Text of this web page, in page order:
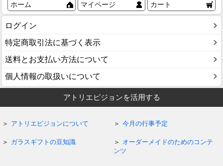
ホーム マイページ カート
ログイン
特定商取引法に基づく表示
送料とお支払い方法について
個人情報の取扱いについて
アトリエピジョンを活用する
アトリエピジョンについて 今月の行事予定
ガラスギフトの豆知識
オーダーメイドのためのコンテ
ンツ